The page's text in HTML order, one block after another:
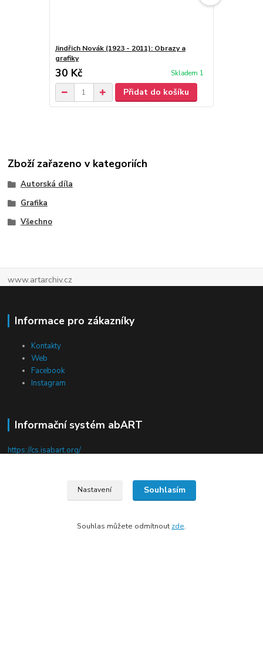
Jindřich Novák (1923 - 2011): Obrazy a
grafiky
30 Kč Skladem 1
Přidat do košíku
Zboží zařazeno v kategoriích
Autorská díla
Grafika
Všechno
www.artarchiv.cz
Informace pro zákazníky
Kontakty
Web
Facebook
Instagram
Informační systém abART
https://cs.isabart.org/
Nastavení Souhlasím
Souhlas můžete odmítnout zde.